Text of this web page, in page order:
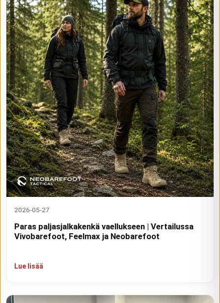
2026-05-27
Paras paljasjalkakenkä vaellukseen | Vertailussa
Vivobarefoot, Feelmax ja Neobarefoot
Lue lisää